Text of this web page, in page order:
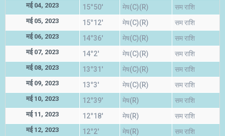
मई 04, 2023 15°50' मेष(C)(R) सम राशि
मई 05, 2023 15°12' मेष(C)(R) सम राशि
मई 06, 2023 14°36' मेष(C)(R) सम राशि
मई 07, 2023 14°2' मेष(C)(R) सम राशि
मई 08, 2023 13°31' मेष(C)(R) सम राशि
मई 09, 2023 13°3' मेष(C)(R) सम राशि
मई 10, 2023 12°39' मेष(R) सम राशि
मई 11, 2023 12°18' मेष(R) सम राशि
मई 12, 2023 12°2' मेष(R) सम राशि